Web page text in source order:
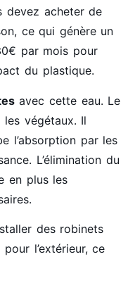
devez acheter de
ce qui génère un
par mois pour
du plastique.
avec cette eau. Le
végétaux. Il
l’absorption par les
L’élimination du
en plus les
des robinets
l’extérieur, ce